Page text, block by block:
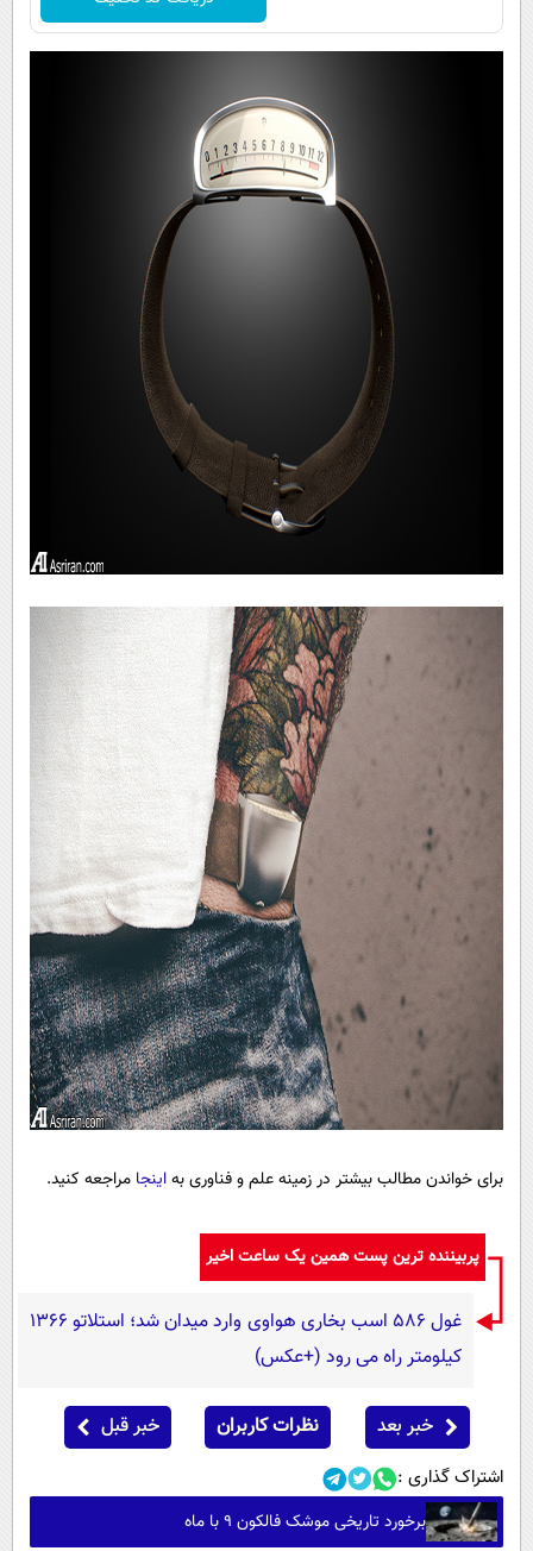
برای خواندن مطالب بیشتر در زمینه علم و فناوری بهاینجا مراجعه کنید.
پربیننده ترین پست همین یک ساعت اخیر
غول 586 اسب بخاری هواوی وارد میدان شد؛ استلاتو 1366
کیلومتر راه می رود (+عکس)
خبر بعد نظرات کاربران خبر قبل
اشتراک گذاری :
برخورد تاریخی موشک فالکون ۹ با ماه